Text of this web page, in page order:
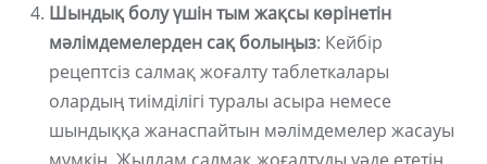
Шындық болу үшін тым жақсы көрінетін
мәлімдемелерден сақ болыңыз: Кейбір
рецептсіз салмақ жоғалту таблеткалары
олардың тиімділігі туралы асыра немесе
шындыққа жанаспайтын мәлімдемелер жасауы